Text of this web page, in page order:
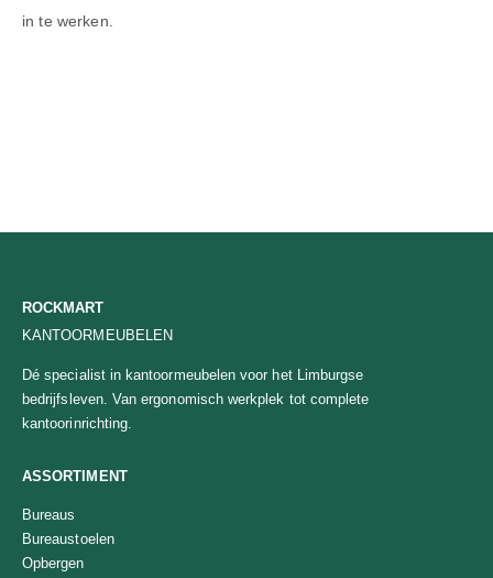
in te werken.
ROCKMART
KANTOORMEUBELEN
Dé specialist in kantoormeubelen voor het Limburgse
bedrijfsleven. Van ergonomisch werkplek tot complete
kantoorinrichting.
ASSORTIMENT
Bureaus
Bureaustoelen
Opbergen